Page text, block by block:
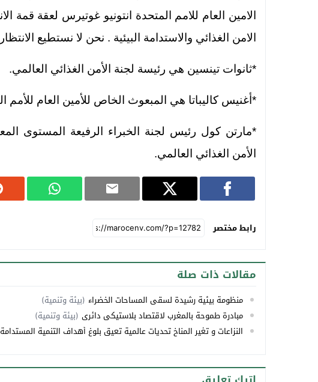
الامن الغذائي والاستدامة البيئية . نحن لا نستطيع
*ثانوات تينسين هي رئيسة لجنة الأمن الغذائي العالمي.
*أغنيس كاليباتا هي المبعوث الخاص للأمين العام للأمم
*مارتن كول رئيس لجنة الخبراء الرفيعة المستوى
الأمن الغذائي العالمي.
رابط مختصر
مقالات ذات صلة
منظومة بيئية رشيدة لسقي المساحات الخضراء (بيئة وتنمية)
مبادرة طموحة بالمغرب لاقتصاد بلاستيكي دائري (بيئة وتنمية)
النزاعات و تغير المناخ تحديات عالمية تعيق بلوغ أهداف التنمية المستدامة